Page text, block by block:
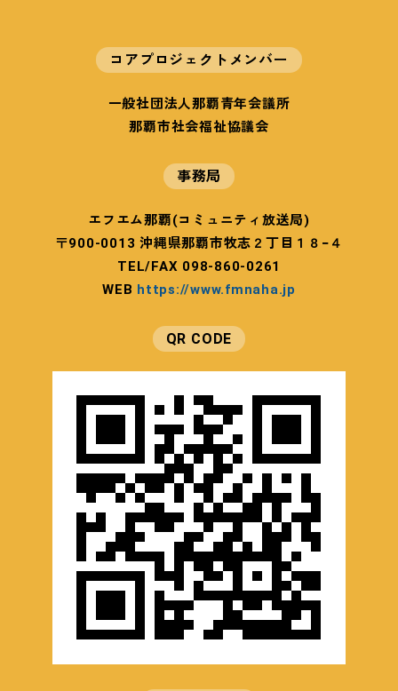
コアプロジェクトメンバー
一般社団法人那覇青年会議所
那覇市社会福祉協議会
事務局
エフエム那覇(コミュニティ放送局)
〒900-0013 沖縄県那覇市牧志２丁目１８−４
TEL/FAX 098-860-0261
WEB https://www.fmnaha.jp
QR CODE